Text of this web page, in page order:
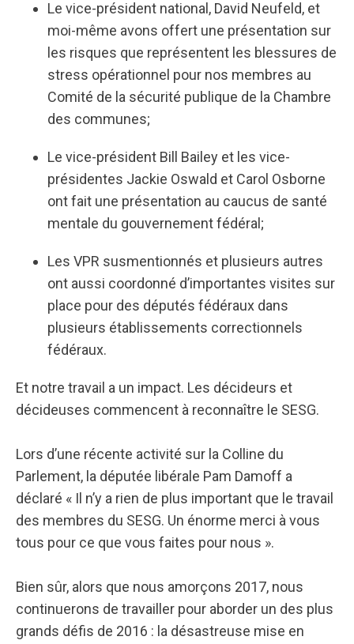
Le vice-président national, David Neufeld, et
moi-même avons offert une présentation sur
les risques que représentent les blessures de
stress opérationnel pour nos membres au
Comité de la sécurité publique de la Chambre
des communes;
Le vice-président Bill Bailey et les vice-
présidentes Jackie Oswald et Carol Osborne
ont fait une présentation au caucus de santé
mentale du gouvernement fédéral;
Les VPR susmentionnés et plusieurs autres
ont aussi coordonné d’importantes visites sur
place pour des députés fédéraux dans
plusieurs établissements correctionnels
fédéraux.
Et notre travail a un impact. Les décideurs et
décideuses commencent à reconnaître le SESG.
Lors d’une récente activité sur la Colline du
Parlement, la députée libérale Pam Damoff a
déclaré « Il n’y a rien de plus important que le travail
des membres du SESG. Un énorme merci à vous
tous pour ce que vous faites pour nous ».
Bien sûr, alors que nous amorçons 2017, nous
continuerons de travailler pour aborder un des plus
grands défis de 2016 : la désastreuse mise en